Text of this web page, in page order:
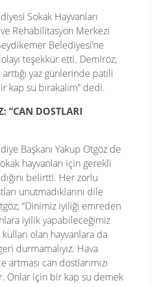
Sokak Hayvanları
Rehabilitasyon Merkezi
Belediyesi’ne
teşekkür etti. Demiröz;
arttığı yaz günlerinde patili
kap su bırakalım” dedi.
“CAN DOSTLARI
Başkanı Yakup Otgöz de
hayvanları için gerekli
belirtti. Her zorlu
unutmadıklarını dile
“Dinimiz iyiliği emreden
iyilik yapabileceğimiz
kulları olan hayvanlara da
durmamalıyız. Hava
artması can dostlarımızı
Onlar için bir kap su demek